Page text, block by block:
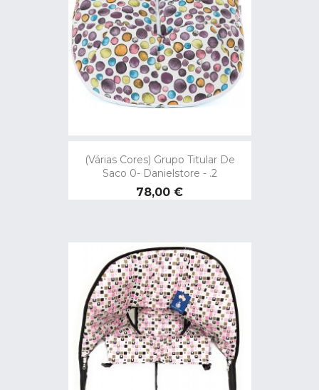
(Várias Cores) Grupo Titular De
Saco 0- Danielstore - .2
Preço
78,00 €